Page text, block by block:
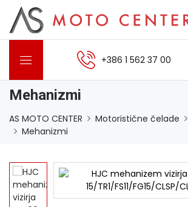
+386 1 562 37 00
Mehanizmi
AS MOTO CENTER Motoristične čelade
Mehanizmi